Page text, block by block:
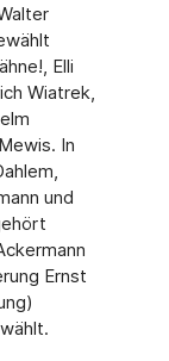
Elli
Wiatrek,
In
und
Ernst